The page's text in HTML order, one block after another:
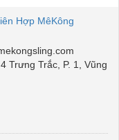
Hợp MêKông
Trưng Trắc, P. 1, Vũng